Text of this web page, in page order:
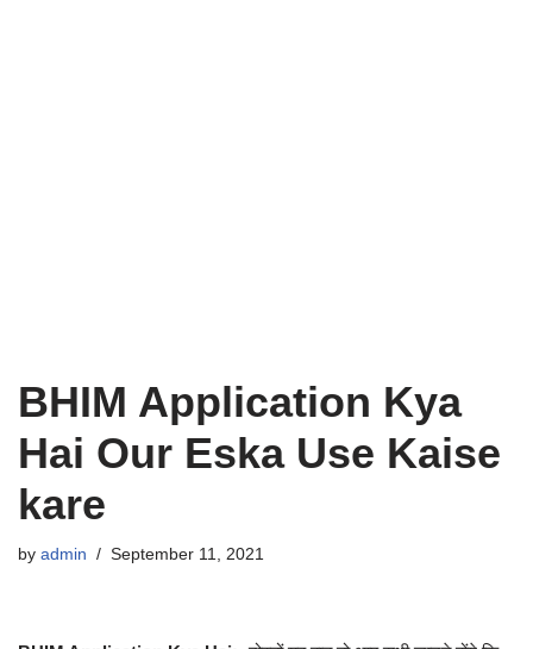
BHIM Application Kya
Hai Our Eska Use Kaise
kare
by admin September 11, 2021